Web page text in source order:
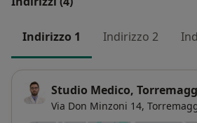
Indirizzo 1 Indirizzo 2
Studio Medico,
Via Don Minzoni 14,